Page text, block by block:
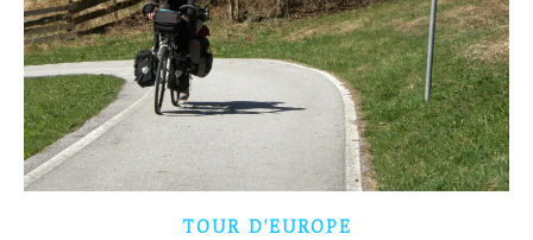
TOUR D'EUROPE